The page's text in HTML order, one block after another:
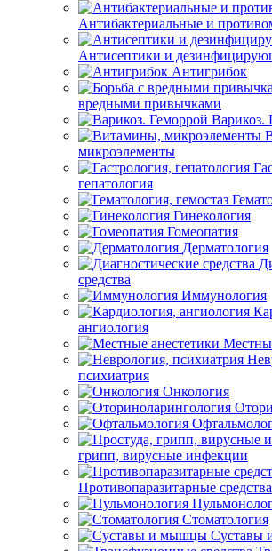
Антибактериальные и
Антисептики и
Антигрибок
вредными привычками
Варикоз.
микроэлементы
гепатология
Гинекология
Гомеопатия
Дерматология
средства
Иммунология
ангиология
психиатрия
Онкология
грипп, вирусные инфекции
Противопаразитарные средства
Стоматология
Суставы